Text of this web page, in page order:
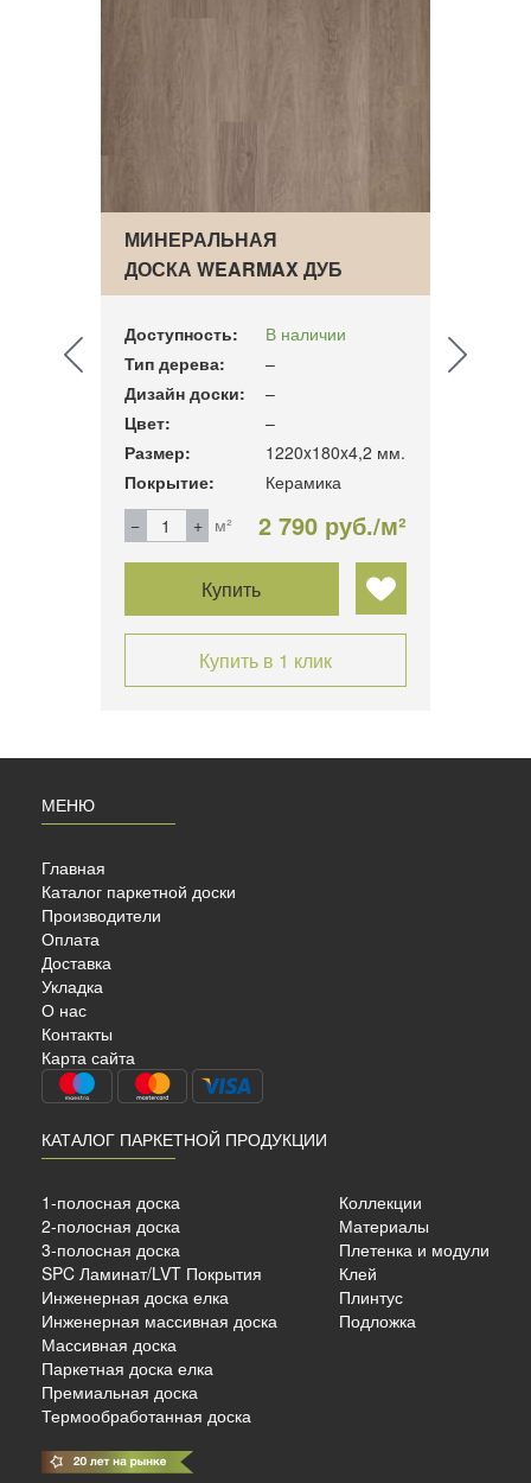
МИНЕРАЛЬНАЯ
ДОСКА WEARMAX ДУБ
BERGEN
Доступность:
В наличии
Тип дерева:
–
Дизайн доски:
–
Цвет:
–
Размер:
1220x180x4,2 мм.
Покрытие:
Керамика
м²
2 790 руб./м²
Купить
Купить в 1 клик
МЕНЮ
Главная
Каталог паркетной доски
Производители
Оплата
Доставка
Укладка
О нас
Контакты
Карта сайта
КАТАЛОГ ПАРКЕТНОЙ ПРОДУКЦИИ
1-полосная доска
2-полосная доска
3-полосная доска
SPC Ламинат/LVT Покрытия
Инженерная доска елка
Инженерная массивная доска
Массивная доска
Паркетная доска елка
Премиальная доска
Термообработанная доска
Коллекции
Материалы
Плетенка и модули
Клей
Плинтус
Подложка